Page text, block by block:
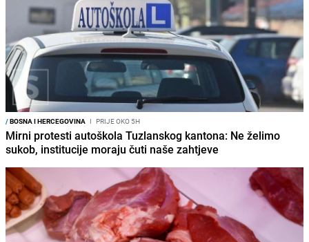
/BOSNA I HERCEGOVINA I PRIJE OKO 5H
Mirni protesti autoškola Tuzlanskog kantona: Ne želimo
sukob, institucije moraju čuti naše zahtjeve